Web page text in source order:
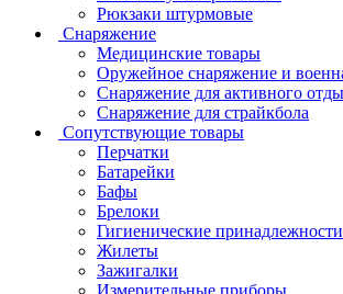
Рюкзаки штурмовые
Снаряжение
Медицинские товары
Оружейное снаряжение и
Снаряжение для активного
Снаряжение для страйкбола
Сопутствующие товары
Перчатки
Батарейки
Бафы
Брелоки
Гигиенические принадлежности
Жилеты
Зажигалки